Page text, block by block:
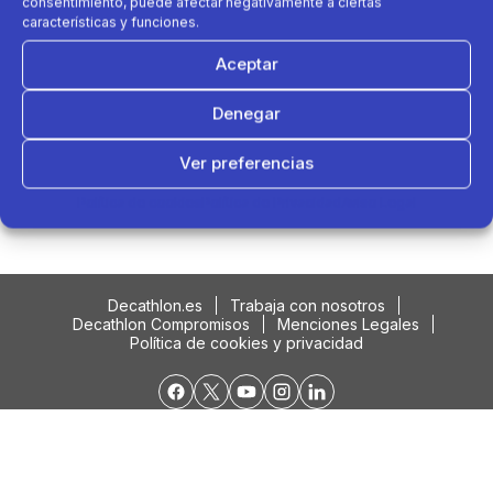
características y funciones.
Aceptar
Denegar
Ver preferencias
Decathlon.es
Trabaja con nosotros
Decathlon Compromisos
Menciones Legales
Política de cookies y privacidad